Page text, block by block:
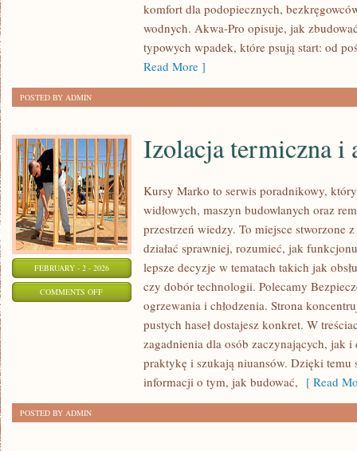
komfort dla podopiecznych,
wodnych. Akwa-Pro opisuje, jak
typowych wpadek, które psują start: od
Read More ]
POSTED BY ADMIN
FEBRUARY - 2 - 2026
COMMENTS OFFON
TERMICZNA
AKUSTYCZNA
Izolacja termiczna i
Kursy Marko to serwis poradnikowy,
widłowych, maszyn budowlanych oraz
przestrzeń wiedzy. To miejsce stworzone
działać sprawniej, rozumieć, jak
lepsze decyzje w tematach takich jak
czy dobór technologii. Polecamy
ogrzewania i chłodzenia. Strona
pustych haseł dostajesz konkret. W
zagadnienia dla osób zaczynających, jak
praktykę i szukają niuansów. Dzięki temu
informacji o tym, jak budować, [ Read
POSTED BY ADMIN